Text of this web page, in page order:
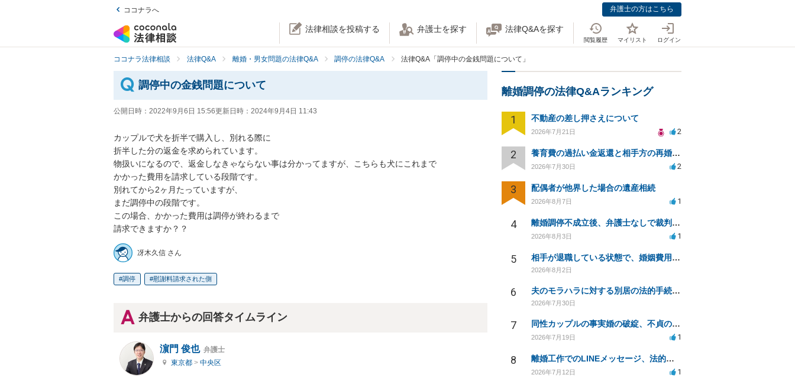
ココナラへ 弁護士の方はこちら
法律相談を投稿する 弁護士を探す 法律Q&Aを探す
閲覧履歴 マイリスト ログイン
ココナラ法律相談 法律Q&A 離婚・男女問題の法律Q&A 調停の法律Q&A 法律Q&A「調停中の金銭問題について」
調停中の金銭問題について
公開日時： 2022年9月6日 15:56更新日時： 2024年9月4日 11:43
カップルで犬を折半で購入し、別れる際に
折半した分の返金を求められています。
物扱いになるので、返金しなきゃならない事は分かってますが、こちらも犬にこれまで
かかった費用を請求している段階です。
別れてから2ヶ月たっていますが、
まだ調停中の段階です。
この場合、かかった費用は調停が終わるまで
請求できますか？？
冴木久信 さん
調停 慰謝料請求された側
弁護士からの回答タイムライン
濵門 俊也 弁護士
東京都 > 中央区
離婚調停の法律Q&Aランキング
1 不動産の差し押さえについて
2026年7月21日 2
2 養育費の過払い金返還と相手方の再婚に関する相談
2026年7月30日 2
3 配偶者が他界した場合の遺産相続
2026年8月7日 1
4 離婚調停不成立後、弁護士なしで裁判を進める方法は？
2026年8月3日 1
5 相手が退職している状態で、婚姻費用分担請求は可能でしょうか？
2026年8月2日
6 夫のモラハラに対する別居の法的手続き相談
2026年7月30日
7 同性カップルの事実婚の破綻、不貞の証拠が無く困っている
2026年7月19日 1
8 離婚工作でのLINEメッセージ、法的責任は問われるか？
2026年7月12日 1